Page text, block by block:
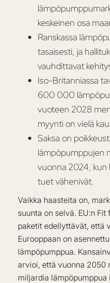
keskeinen osa
Ranskassa
tasaisesti, ja
vauhdittavat
Iso-Britanniassa
600 000
vuoteen 2028
myynti on vielä
Saksa on
lämpöpumppujen
vuonna 2024, kun
tuet vähenivät.
Vaikka haasteita on,
suunta on selvä. EU:n
paketit edellyttävät, että
Eurooppaan on
lämpöpumppua.
arvioi, että vuonna 2050
miljardia